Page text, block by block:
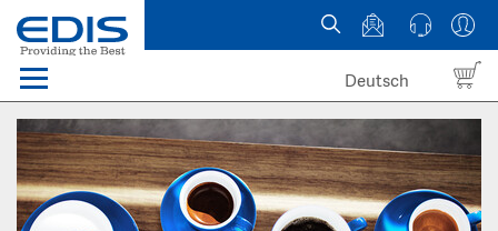
Menü
Domain names
Hosting
Deutsch